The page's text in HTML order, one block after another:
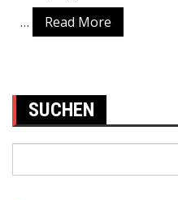
…
Read More
SUCHEN